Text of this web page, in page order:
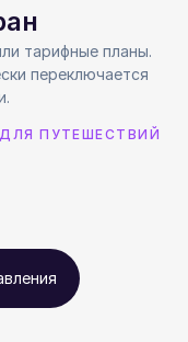
тарифные планы.
переключается
ПУТЕШЕСТВИЙ